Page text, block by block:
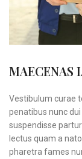
MAECENAS
Vestibulum curae
penatibus nunc
suspendisse
lectus quam a
pharetra fames